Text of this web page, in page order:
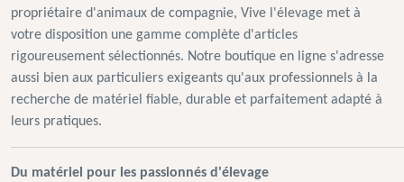
propriétaire d'animaux de compagnie, Vive l'élevage met à
votre disposition une gamme complète d'articles
rigoureusement sélectionnés. Notre boutique en ligne s'adresse
aussi bien aux particuliers exigeants qu'aux professionnels à la
recherche de matériel fiable, durable et parfaitement adapté à
leurs pratiques.
Du matériel pour les passionnés d'élevage